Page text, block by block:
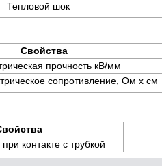
Тепловой шок
Свойства
прочность кВ/мм
сопротивление, Ом х см
контакте с трубкой